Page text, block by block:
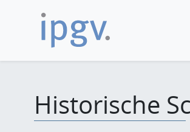
Historische